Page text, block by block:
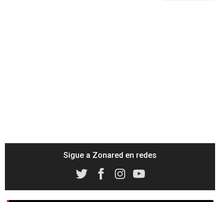
Sigue a Zonared en redes